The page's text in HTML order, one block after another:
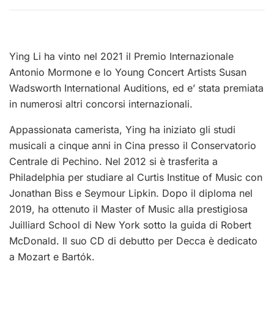
Ying Li ha vinto nel 2021 il Premio Internazionale
Antonio Mormone e lo Young Concert Artists Susan
Wadsworth International Auditions, ed e’ stata premiata
in numerosi altri concorsi internazionali.
Appassionata camerista, Ying ha iniziato gli studi
musicali a cinque anni in Cina presso il Conservatorio
Centrale di Pechino. Nel 2012 si è trasferita a
Philadelphia per studiare al Curtis Institue of Music con
Jonathan Biss e Seymour Lipkin. Dopo il diploma nel
2019, ha ottenuto il Master of Music alla prestigiosa
Juilliard School di New York sotto la guida di Robert
McDonald. Il suo CD di debutto per Decca è dedicato
a Mozart e Bartók.